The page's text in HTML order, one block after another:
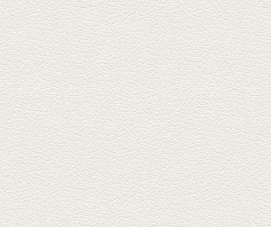
おばんざい三種盛＆麻婆
豆腐
東区月出『中華酒場アガレヤ』
は、スパイスが効いた一味違う
中華が...
2025年11月28日放送
ごま鯛＆牛すじ大根
名店揃いの並木坂ドルハウスビ
ルに今年生まれた新たな名店、
『家庭...
2025年11月7日放送
贅沢馬刺し盛合せ＆極上
馬肉しゃぶしゃぶ
籠町通り『熊本郷土料理 酒ト肴
もなか』で熊本県産の馬肉料理
を！...